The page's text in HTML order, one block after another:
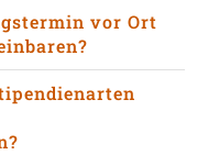
vor Ort